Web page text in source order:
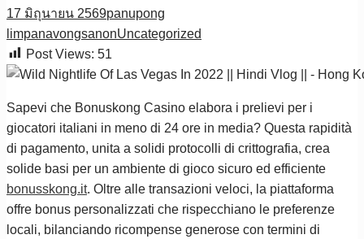
17 มิถุนายน 2569panupong
limpanavongsanonUncategorized
Post Views: 51
Sapevi che Bonuskong Casino elabora i prelievi per i
giocatori italiani in meno di 24 ore in media? Questa rapidità
di pagamento, unita a solidi protocolli di crittografia, crea
solide basi per un ambiente di gioco sicuro ed efficiente
bonusskong.it. Oltre alle transazioni veloci, la piattaforma
offre bonus personalizzati che rispecchiano le preferenze
locali, bilanciando ricompense generose con termini di